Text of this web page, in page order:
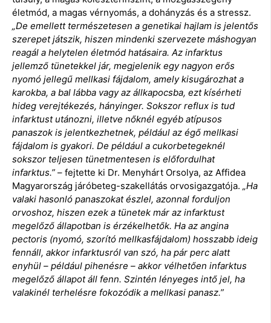
életmód, a magas vérnyomás, a dohányzás és a stressz.
„De emellett természetesen a genetikai hajlam is jelentős
szerepet játszik, hiszen mindenki szervezete máshogyan
reagál a helytelen életmód hatásaira. Az infarktus
jellemző tünetekkel jár, megjelenik egy nagyon erős
nyomó jellegű mellkasi fájdalom, amely kisugározhat a
karokba, a bal lábba vagy az állkapocsba, ezt kísérheti
hideg verejtékezés, hányinger. Sokszor reflux is tud
infarktust utánozni, illetve nőknél egyéb atípusos
panaszok is jelentkezhetnek, például az égő mellkasi
fájdalom is gyakori. De például a cukorbetegeknél
sokszor teljesen tünetmentesen is előfordulhat
infarktus.” – fejtette ki Dr. Menyhárt Orsolya, az Affidea
Magyarország járóbeteg-szakellátás orvosigazgatója. „Ha
valaki hasonló panaszokat észlel, azonnal forduljon
orvoshoz, hiszen ezek a tünetek már az infarktust
megelőző állapotban is érzékelhetők. Ha az angina
pectoris (nyomó, szorító mellkasfájdalom) hosszabb ideig
fennáll, akkor infarktusról van szó, ha pár perc alatt
enyhül – például pihenésre – akkor vélhetően infarktus
megelőző állapot áll fenn. Szintén lényeges intő jel, ha
valakinél terhelésre fokozódik a mellkasi panasz.”